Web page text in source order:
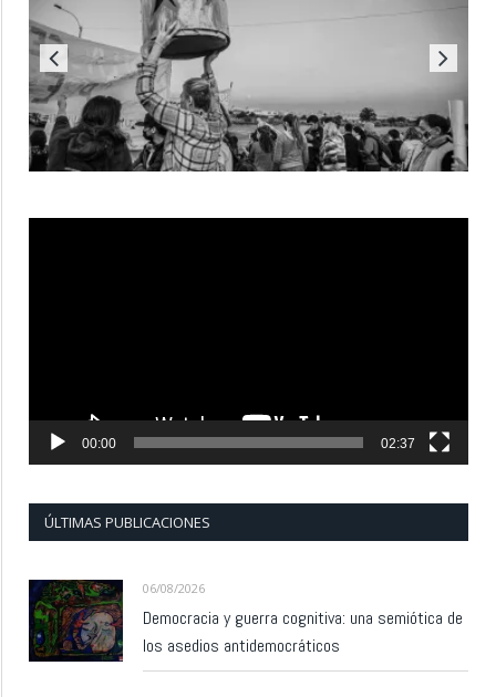
00:00 02:37
ÚLTIMAS PUBLICACIONES
06/08/2026
Democracia y guerra cognitiva: una semiótica de
los asedios antidemocráticos